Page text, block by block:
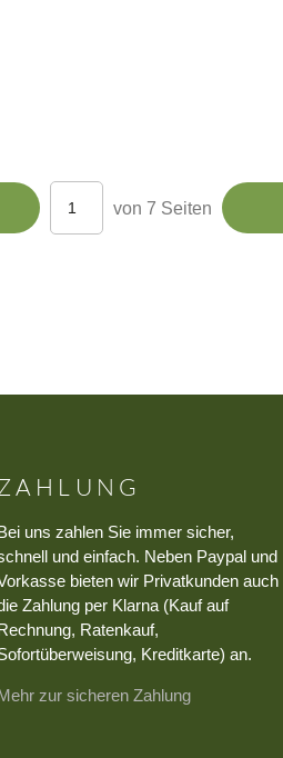
von 7 Seiten
uns zahlen Sie immer sicher,
und einfach. Neben Paypal und
bieten wir Privatkunden auch
Zahlung per Klarna (Kauf auf
Ratenkauf,
Kreditkarte) an.
zur sicheren Zahlung